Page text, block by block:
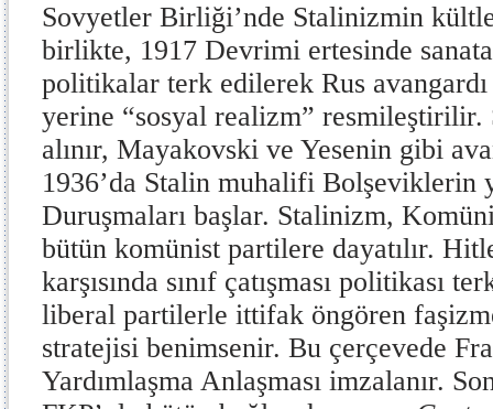
Sovyetler Birliği’nde Stalinizmin
birlikte, 1917 Devrimi ertesinde
politikalar terk edilerek Rus
yerine “sosyal realizm” resmileştirilir.
alınır, Mayakovski ve Yesenin gibi
1936’da Stalin muhalifi Bolşeviklerin
Duruşmaları başlar. Stalinizm,
bütün komünist partilere dayatılır.
karşısında sınıf çatışması politikası
liberal partilerle ittifak öngören
stratejisi benimsenir. Bu çerçevede
Yardımlaşma Anlaşması imzalanır.